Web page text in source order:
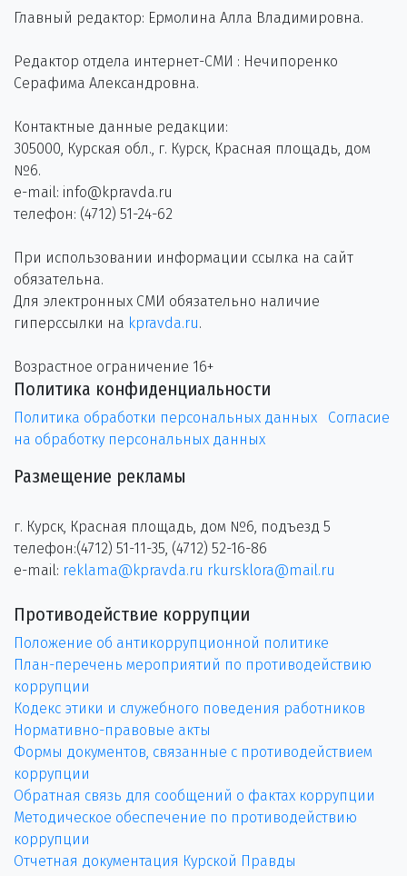
Главный редактор: Ермолина Алла Владимировна.
Редактор отдела интернет-СМИ : Нечипоренко
Серафима Александровна.
Контактные данные редакции:
305000, Курская обл., г. Курск, Красная площадь, дом
№6.
e-mail: info@kpravda.ru
телефон: (4712) 51-24-62
При использовании информации ссылка на сайт
обязательна.
Для электронных СМИ обязательно наличие
гиперссылки на kpravda.ru.
Возрастное ограничение 16+
Политика конфиденциальности
Политика обработки персональных данных
Согласие
на обработку персональных данных
Размещение рекламы
г. Курск, Красная площадь, дом №6, подъезд 5
телефон:(4712) 51-11-35, (4712) 52-16-86
e-mail: reklama@kpravda.ru rkursklora@mail.ru
Противодействие коррупции
Положение об антикоррупционной политике
План-перечень мероприятий по противодействию
коррупции
Кодекс этики и служебного поведения работников
Нормативно-правовые акты
Формы документов, связанные с противодействием
коррупции
Обратная связь для сообщений о фактах коррупции
Методическое обеспечение по противодействию
коррупции
Отчетная документация Курской Правды